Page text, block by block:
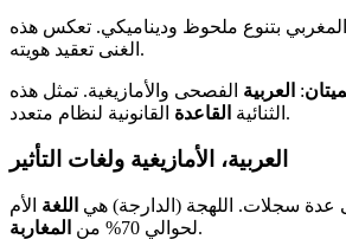
المغربي بتنوع ملحوظ وديناميكي. تعكس هذه
الغنى تعقيد هويته.
: العربية الفصحى والأمازيغية. تمثل هذه
الثنائية القاعدة القانونية لنظام متعدد.
العربية، الأمازيغية ولغات التأثير
عدة سجلات. اللهجة (الدارجة) هي اللغة الأم
لحوالي 70% من
المغاربة .